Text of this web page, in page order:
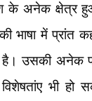
के अनेक क्षेत्र
भाषा में प्रांत
उसकी अनेक
विशेषतांए भी